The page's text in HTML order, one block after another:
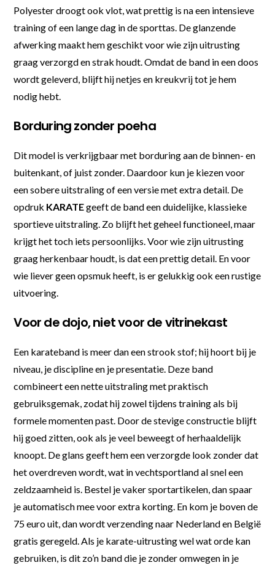
Polyester droogt ook vlot, wat prettig is na een intensieve
training of een lange dag in de sporttas. De glanzende
afwerking maakt hem geschikt voor wie zijn uitrusting
graag verzorgd en strak houdt. Omdat de band in een doos
wordt geleverd, blijft hij netjes en kreukvrij tot je hem
nodig hebt.
Borduring zonder poeha
Dit model is verkrijgbaar met borduring aan de binnen- en
buitenkant, of juist zonder. Daardoor kun je kiezen voor
een sobere uitstraling of een versie met extra detail. De
opdruk KARATEgeeft de band een duidelijke, klassieke
sportieve uitstraling. Zo blijft het geheel functioneel, maar
krijgt het toch iets persoonlijks. Voor wie zijn uitrusting
graag herkenbaar houdt, is dat een prettig detail. En voor
wie liever geen opsmuk heeft, is er gelukkig ook een rustige
uitvoering.
Voor de dojo, niet voor de vitrinekast
Een karateband is meer dan een strook stof; hij hoort bij je
niveau, je discipline en je presentatie. Deze band
combineert een nette uitstraling met praktisch
gebruiksgemak, zodat hij zowel tijdens training als bij
formele momenten past. Door de stevige constructie blijft
hij goed zitten, ook als je veel beweegt of herhaaldelijk
knoopt. De glans geeft hem een verzorgde look zonder dat
het overdreven wordt, wat in vechtsportland al snel een
zeldzaamheid is. Bestel je vaker sportartikelen, dan spaar
je automatisch mee voor extra korting. En kom je boven de
75 euro uit, dan wordt verzending naar Nederland en België
gratis geregeld. Als je karate-uitrusting wel wat orde kan
gebruiken, is dit zo’n band die je zonder omwegen in je